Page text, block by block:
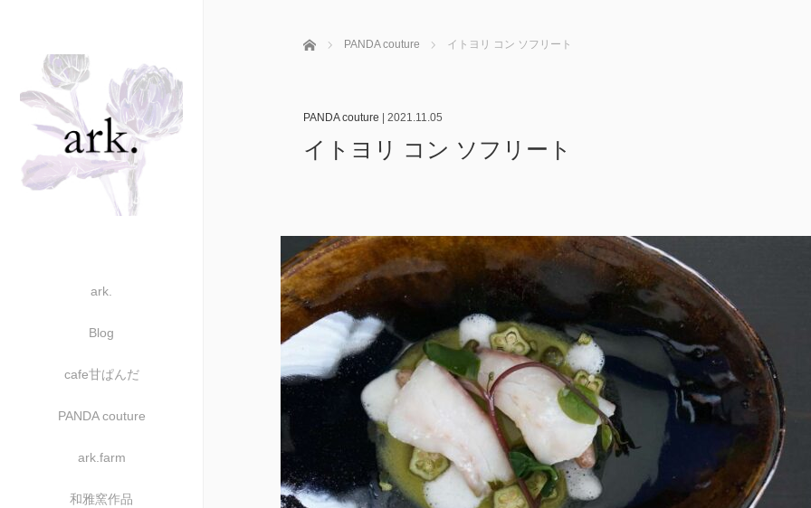
ark.
Blog
cafe甘ぱんだ
PANDA couture
ark.farm
和雅窯作品
ホーム PANDA couture イトヨリ コン ソフリート
PANDA couture 2021.11.05
イトヨリ コン ソフリート